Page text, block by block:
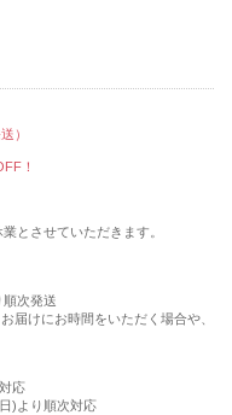
）
！
とさせていただきます。
次発送
届けにお時間をいただく場合や、
応
)より順次対応